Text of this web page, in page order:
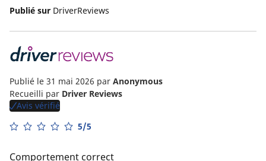
Publié sur DriverReviews
Publié le 31 mai 2026 par Anonymous
Recueilli par Driver Reviews
Avis vérifié
5/5
Comportement correct